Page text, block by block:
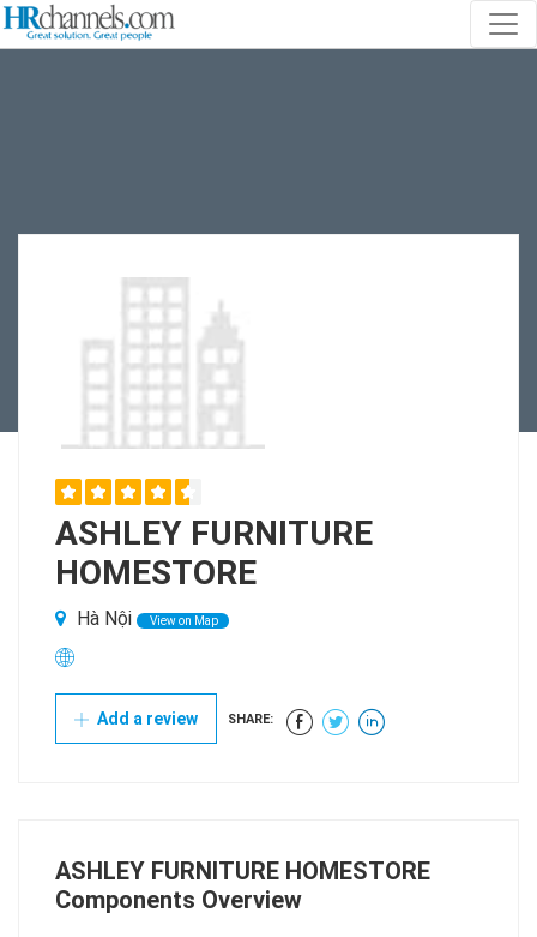
ASHLEY FURNITURE
HOMESTORE
Hà Nội View on Map
Add a review SHARE:
ASHLEY FURNITURE HOMESTORE
Components Overview